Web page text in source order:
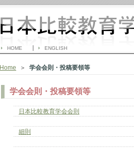
HOME ENGLISH
Home ＞ 学会会則・投稿要領等
学会会則・投稿要領等
日本比較教育学会会則
細則